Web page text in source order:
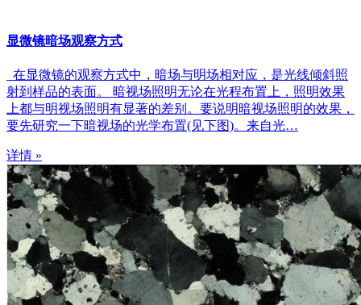
显微镜暗场观察方式
在显微镜的观察方式中，暗场与明场相对应，是光线倾斜照
射到样品的表面。 暗视场照明无论在光程布置上，照明效果
上都与明视场照明有显著的差别。要说明暗视场照明的效果，
要先研究一下暗视场的光学布置(见下图)。来自光…
详情 »